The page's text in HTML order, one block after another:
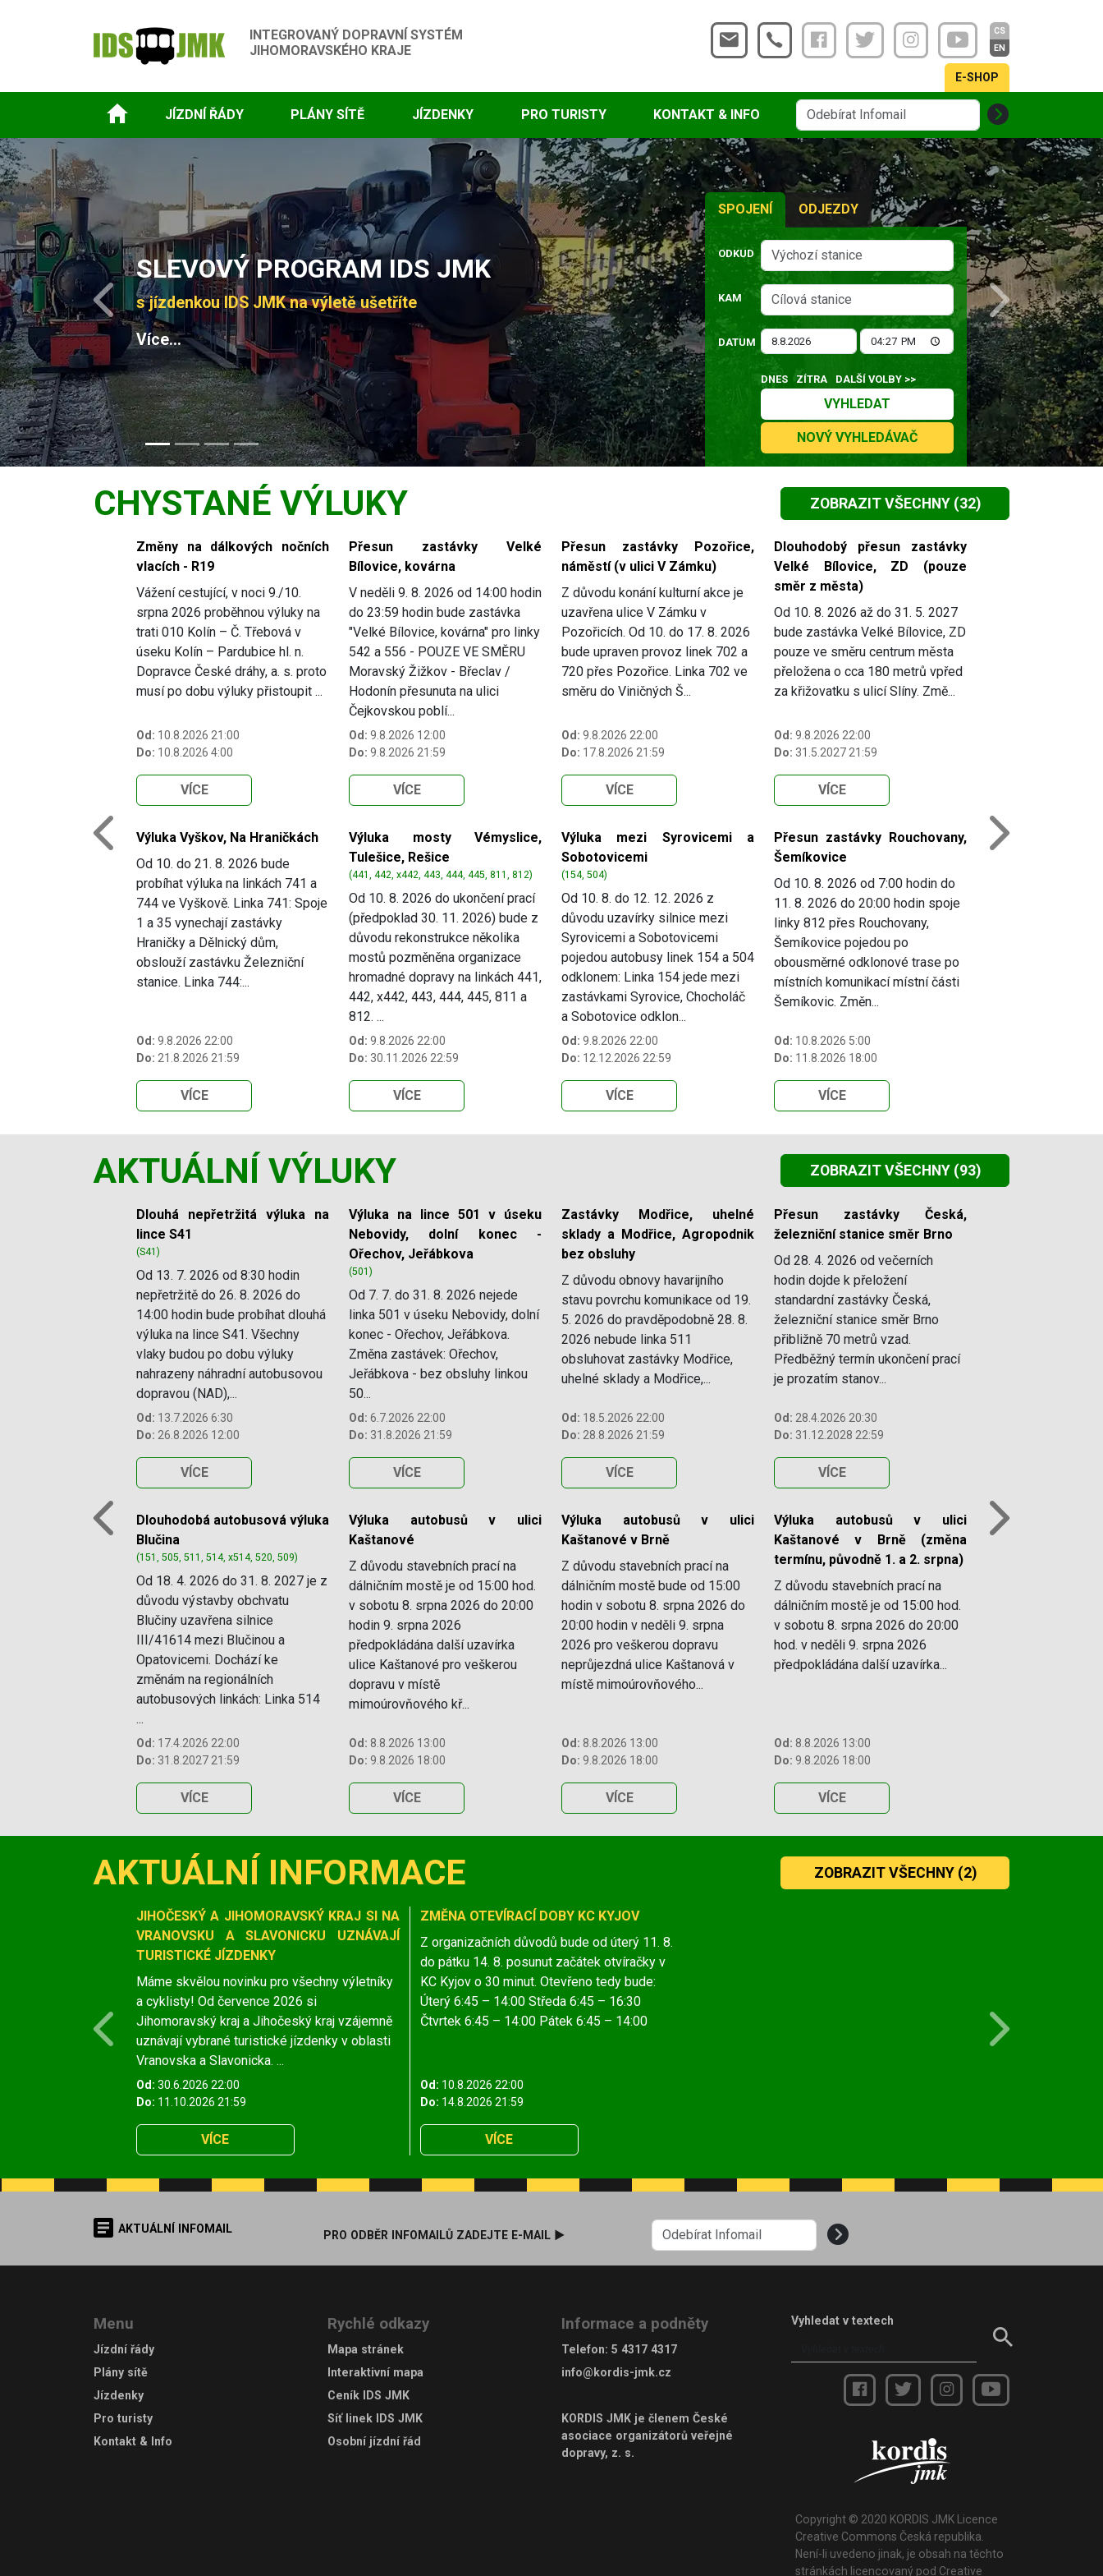
INTEGROVANÝ DOPRAVNÍ SYSTÉM
JIHOMORAVSKÉHO KRAJE
CS
EN
E-SHOP
JÍZDNÍ ŘÁDY PLÁNY SÍTĚ JÍZDENKY PRO TURISTY KONTAKT & INFO
SLEVOVÝ PROGRAM IDS JMK
s jízdenkou IDS JMK na výletě ušetříte
Více...
Previous Next
SPOJENÍ ODJEZDY
ODKUD
KAM
DATUM
DNES ZÍTRA DALŠÍ VOLBY >>
VYHLEDAT
NOVÝ VYHLEDÁVAČ
CHYSTANÉ VÝLUKY ZOBRAZIT VŠECHNY(32)
Slide 1 of 4
Změny na dálkových nočních
vlacích - R19
Vážení cestující, v noci 9./10.
srpna 2026 proběhnou výluky na
trati 010 Kolín – Č. Třebová v
úseku Kolín – Pardubice hl. n.
Dopravce České dráhy, a. s. proto
musí po dobu výluky přistoupit ...
Od: 10.8.2026 21:00
Do: 10.8.2026 4:00
VÍCE
Přesun zastávky Velké
Bílovice, kovárna
V neděli 9. 8. 2026 od 14:00 hodin
do 23:59 hodin bude zastávka
"Velké Bílovice, kovárna" pro linky
542 a 556 - POUZE VE SMĚRU
Moravský Žižkov - Břeclav /
Hodonín přesunuta na ulici
Čejkovskou poblí...
Od: 9.8.2026 12:00
Do: 9.8.2026 21:59
VÍCE
Přesun zastávky Pozořice,
náměstí (v ulici V Zámku)
Z důvodu konání kulturní akce je
uzavřena ulice V Zámku v
Pozořicích. Od 10. do 17. 8. 2026
bude upraven provoz linek 702 a
720 přes Pozořice. Linka 702 ve
směru do Viničných Š...
Od: 9.8.2026 22:00
Do: 17.8.2026 21:59
VÍCE
Dlouhodobý přesun zastávky
Velké Bílovice, ZD (pouze
směr z města)
Od 10. 8. 2026 až do 31. 5. 2027
bude zastávka Velké Bílovice, ZD
pouze ve směru centrum města
přeložena o cca 180 metrů vpřed
za křižovatku s ulicí Slíny. Změ...
Od: 9.8.2026 22:00
Do: 31.5.2027 21:59
VÍCE
Výluka Vyškov, Na Hraničkách
Od 10. do 21. 8. 2026 bude
probíhat výluka na linkách 741 a
744 ve Vyškově. Linka 741: Spoje
1 a 35 vynechají zastávky
Hraničky a Dělnický dům,
obslouží zastávku Železniční
stanice. Linka 744:...
Od: 9.8.2026 22:00
Do: 21.8.2026 21:59
VÍCE
Výluka mosty Vémyslice,
Tulešice, Rešice
(441, 442, x442, 443, 444, 445, 811, 812)
Od 10. 8. 2026 do ukončení prací
(předpoklad 30. 11. 2026) bude z
důvodu rekonstrukce několika
mostů pozměněna organizace
hromadné dopravy na linkách 441,
442, x442, 443, 444, 445, 811 a
812. ...
Od: 9.8.2026 22:00
Do: 30.11.2026 22:59
VÍCE
Výluka mezi Syrovicemi a
Sobotovicemi
(154, 504)
Od 10. 8. do 12. 12. 2026 z
důvodu uzavírky silnice mezi
Syrovicemi a Sobotovicemi
pojedou autobusy linek 154 a 504
odklonem: Linka 154 jede mezi
zastávkami Syrovice, Chocholáč
a Sobotovice odklon...
Od: 9.8.2026 22:00
Do: 12.12.2026 22:59
VÍCE
Přesun zastávky Rouchovany,
Šemíkovice
Od 10. 8. 2026 od 7:00 hodin do
11. 8. 2026 do 20:00 hodin spoje
linky 812 přes Rouchovany,
Šemíkovice pojedou po
obousměrné odklonové trase po
místních komunikací místní části
Šemíkovic. Změn...
Od: 10.8.2026 5:00
Do: 11.8.2026 18:00
VÍCE
Previous
AKTUÁLNÍ VÝLUKY ZOBRAZIT VŠECHNY(93)
Slide 1 of 12
Dlouhá nepřetržitá výluka na
lince S41
(S41)
Od 13. 7. 2026 od 8:30 hodin
nepřetržitě do 26. 8. 2026 do
14:00 hodin bude probíhat dlouhá
výluka na lince S41. Všechny
vlaky budou po dobu výluky
nahrazeny náhradní autobusovou
dopravou (NAD),...
Od: 13.7.2026 6:30
Do: 26.8.2026 12:00
VÍCE
Výluka na lince 501 v úseku
Nebovidy, dolní konec -
Ořechov, Jeřábkova
(501)
Od 7. 7. do 31. 8. 2026 nejede
linka 501 v úseku Nebovidy, dolní
konec - Ořechov, Jeřábkova.
Změna zastávek: Ořechov,
Jeřábkova - bez obsluhy linkou
50...
Od: 6.7.2026 22:00
Do: 31.8.2026 21:59
VÍCE
Zastávky Modřice, uhelné
sklady a Modřice, Agropodnik
bez obsluhy
Z důvodu obnovy havarijního
stavu povrchu komunikace od 19.
5. 2026 do pravděpodobně 28. 8.
2026 nebude linka 511
obsluhovat zastávky Modřice,
uhelné sklady a Modřice,...
Od: 18.5.2026 22:00
Do: 28.8.2026 21:59
VÍCE
Přesun zastávky Česká,
železniční stanice směr Brno
Od 28. 4. 2026 od večerních
hodin dojde k přeložení
standardní zastávky Česká,
železniční stanice směr Brno
přibližně 70 metrů vzad.
Předběžný termín ukončení prací
je prozatím stanov...
Od: 28.4.2026 20:30
Do: 31.12.2028 22:59
VÍCE
Dlouhodobá autobusová výluka
Blučina
(151, 505, 511, 514, x514, 520, 509)
Od 18. 4. 2026 do 31. 8. 2027 je z
důvodu výstavby obchvatu
Blučiny uzavřena silnice
III/41614 mezi Blučinou a
Opatovicemi. Dochází ke
změnám na regionálních
autobusových linkách: Linka 514
...
Od: 17.4.2026 22:00
Do: 31.8.2027 21:59
VÍCE
Výluka autobusů v ulici
Kaštanové
Z důvodu stavebních prací na
dálničním mostě je od 15:00 hod.
v sobotu 8. srpna 2026 do 20:00
hodin 9. srpna 2026
předpokládána další uzavírka
ulice Kaštanové pro veškerou
dopravu v místě
mimoúrovňového kř...
Od: 8.8.2026 13:00
Do: 9.8.2026 18:00
VÍCE
Výluka autobusů v ulici
Kaštanové v Brně
Z důvodu stavebních prací na
dálničním mostě bude od 15:00
hodin v sobotu 8. srpna 2026 do
20:00 hodin v neděli 9. srpna
2026 pro veškerou dopravu
neprůjezdná ulice Kaštanová v
místě mimoúrovňového...
Od: 8.8.2026 13:00
Do: 9.8.2026 18:00
VÍCE
Výluka autobusů v ulici
Kaštanové v Brně (změna
termínu, původně 1. a 2. srpna)
Z důvodu stavebních prací na
dálničním mostě je od 15:00 hod.
v sobotu 8. srpna 2026 do 20:00
hod. v neděli 9. srpna 2026
předpokládána další uzavírka...
Od: 8.8.2026 13:00
Do: 9.8.2026 18:00
VÍCE
Previous
AKTUÁLNÍ INFORMACE ZOBRAZIT VŠECHNY(2)
Slide 1 of 1
JIHOČESKÝ A JIHOMORAVSKÝ KRAJ SI NA
VRANOVSKU A SLAVONICKU UZNÁVAJÍ
TURISTICKÉ JÍZDENKY
Máme skvělou novinku pro všechny výletníky
a cyklisty! Od července 2026 si
Jihomoravský kraj a Jihočeský kraj vzájemně
uznávají vybrané turistické jízdenky v oblasti
Vranovska a Slavonicka. ...
Od: 30.6.2026 22:00
Do: 11.10.2026 21:59
VÍCE
ZMĚNA OTEVÍRACÍ DOBY KC KYJOV
Z organizačních důvodů bude od úterý 11. 8.
do pátku 14. 8. posunut začátek otvíračky v
KC Kyjov o 30 minut. Otevřeno tedy bude:
Úterý 6:45 – 14:00 Středa 6:45 – 16:30
Čtvrtek 6:45 – 14:00 Pátek 6:45 – 14:00
Od: 10.8.2026 22:00
Do: 14.8.2026 21:59
VÍCE
Previous
AKTUÁLNÍ INFOMAIL PRO ODBĚR INFOMAILŮ ZADEJTE E-MAIL ►
Menu
Jízdní řády
Plány sítě
Jízdenky
Pro turisty
Kontakt & Info
Rychlé odkazy
Mapa stránek
Interaktivní mapa
Ceník IDS JMK
Síť linek IDS JMK
Osobní jízdní řád
Informace a podněty
Telefon: 5 4317 4317
info@kordis-jmk.cz
KORDIS JMK je členem České
asociace organizátorů veřejné
dopravy, z. s.
Vyhledat v textech
Copyright © 2020 KORDIS JMK Licence
Creative Commons Česká republika.
Není-li uvedeno jinak, je obsah na těchto
stránkách licencovaný pod Creative